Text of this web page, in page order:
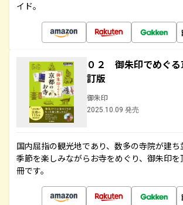
イド。
０２ 御朱印でめぐ
訂版
御朱印
2025.10.09 発売
国内屈指の観光地であり、数多の寺院が建ち
季節を楽しみながらお寺をめぐり、御朱印
冊です。